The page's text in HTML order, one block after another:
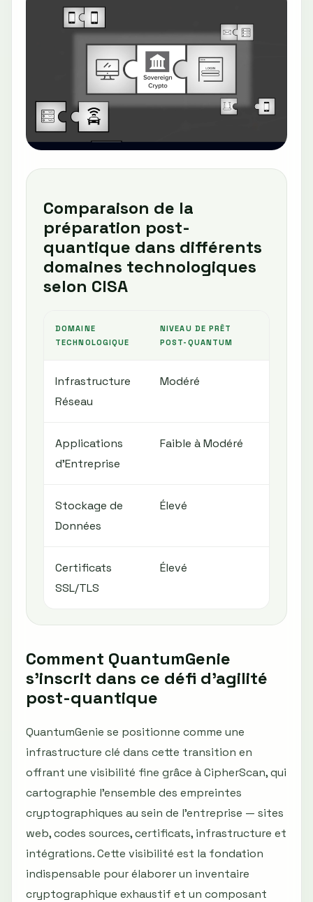
Comparaison de la
préparation post-
quantique dans différents
domaines technologiques
selon CISA
DOMAINE
TECHNOLOGIQUE
NIVEAU DE PRÊT
POST-QUANTUM
Infrastructure
Réseau
Modéré
Applications
d’Entreprise
Faible à Modéré
Stockage de
Données
Élevé
Certificats
SSL/TLS
Élevé
Comment QuantumGenie
s’inscrit dans ce défi d’agilité
post-quantique
QuantumGenie se positionne comme une
infrastructure clé dans cette transition en
offrant une visibilité fine grâce à CipherScan, qui
cartographie l’ensemble des empreintes
cryptographiques au sein de l’entreprise — sites
web, codes sources, certificats, infrastructure et
intégrations. Cette visibilité est la fondation
indispensable pour élaborer un inventaire
cryptographique exhaustif et un composant